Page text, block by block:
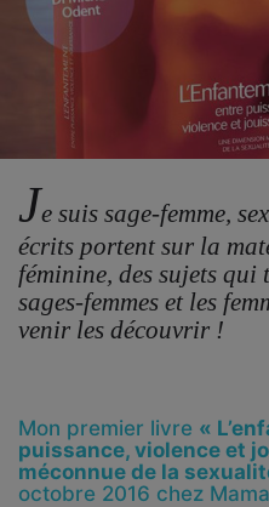
Je suis sage-femme,
écrits portent sur la
féminine, des sujets
sages-femmes et les
venir les découvrir !
Mon premier livre «
puissance, violence et
méconnue de la
octobre 2016 chez